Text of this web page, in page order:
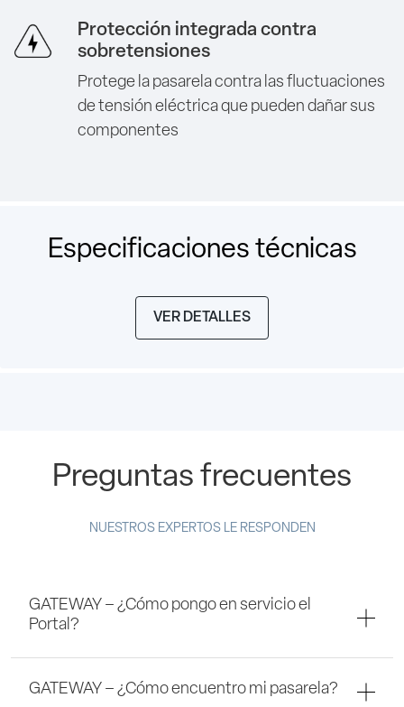
Protección integrada contra
sobretensiones
Protege la pasarela contra las fluctuaciones
de tensión eléctrica que pueden dañar sus
componentes
Especificaciones técnicas
VER DETALLES
Preguntas frecuentes
NUESTROS EXPERTOS LE RESPONDEN
GATEWAY – ¿Cómo pongo en servicio el
Portal?
GATEWAY – ¿Cómo encuentro mi pasarela?